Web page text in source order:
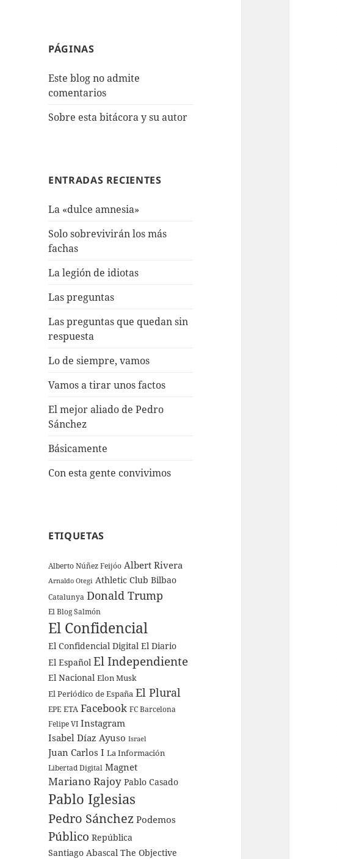
PÁGINAS
Este blog no admite
comentarios
Sobre esta bitácora y su autor
ENTRADAS RECIENTES
La «dulce amnesia»
Solo sobrevivirán los más
fachas
La legión de idiotas
Las preguntas
Las preguntas que quedan sin
respuesta
Lo de siempre, vamos
Vamos a tirar unos factos
El mejor aliado de Pedro
Sánchez
Básicamente
Con esta gente convivimos
ETIQUETAS
Alberto Núñez Feijóo Albert Rivera
Arnaldo Otegi Athletic Club Bilbao
Catalunya Donald Trump
El Blog Salmón
El Confidencial
El Confidencial Digital El Diario
El Español El Independiente
El Nacional Elon Musk
El Periódico de España El Plural
EPE ETA Facebook FC Barcelona
Felipe VI Instagram
Isabel Díaz Ayuso Israel
Juan Carlos I La Información
Libertad Digital Magnet
Mariano Rajoy Pablo Casado
Pablo Iglesias
Pedro Sánchez Podemos
Público República
Santiago Abascal The Objective